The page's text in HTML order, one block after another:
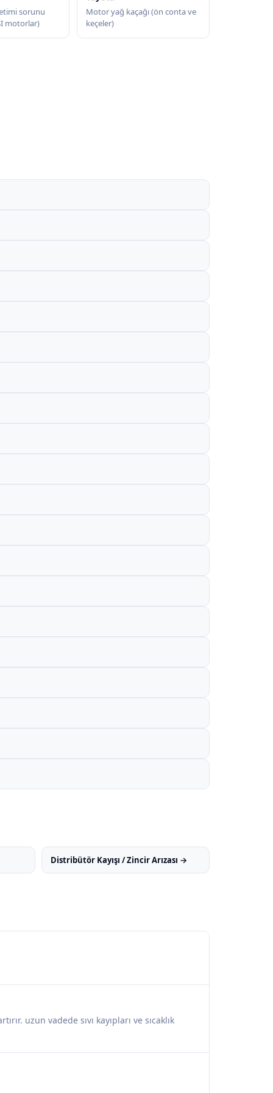
sorunu
motorlar)
Motor yağ kaçağı (ön conta ve
keçeler)
Distribütör Kayışı / Zincir Arızası →
uzun vadede sıvı kayıpları ve sıcaklık